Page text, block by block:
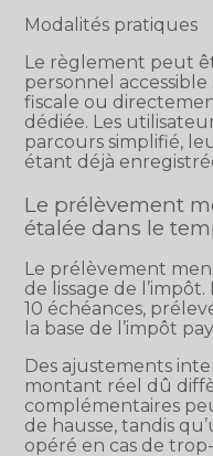
Modalités pratiques
Le règlement peut
personnel accessible
fiscale ou
dédiée. Les
parcours simplifié,
étant déjà
Le prélèvement
étalée dans le
Le prélèvement
de lissage de
10 échéances,
la base de l’impôt
Des ajustements
montant réel dû
complémentaires
de hausse, tandis
opéré en cas de